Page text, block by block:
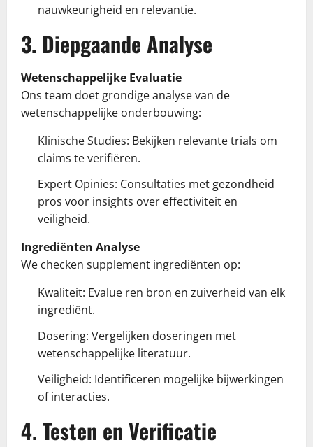
nauwkeurigheid en relevantie.
3. Diepgaande Analyse
Wetenschappelijke Evaluatie
Ons team doet grondige analyse van de
wetenschappelijke onderbouwing:
Klinische Studies: Bekijken relevante trials om
claims te verifiëren.
Expert Opinies: Consultaties met gezondheid
pros voor insights over effectiviteit en
veiligheid.
Ingrediënten Analyse
We checken supplement ingrediënten op:
Kwaliteit: Evalue ren bron en zuiverheid van elk
ingrediënt.
Dosering: Vergelijken doseringen met
wetenschappelijke literatuur.
Veiligheid: Identificeren mogelijke bijwerkingen
of interacties.
4. Testen en Verificatie